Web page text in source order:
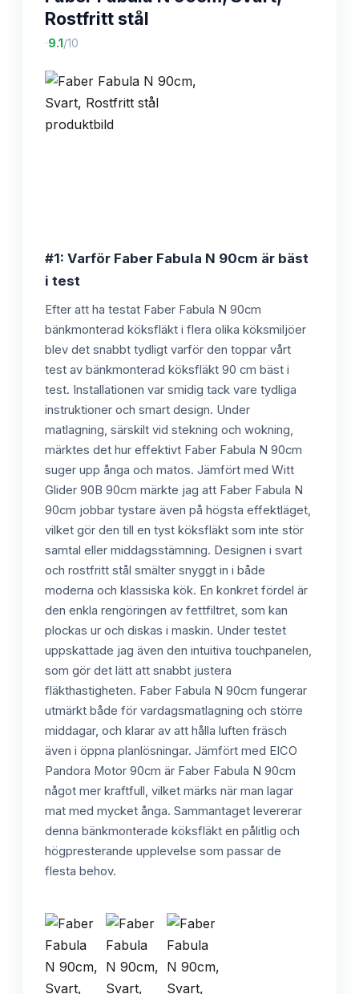
Rostfritt stål
·9.1 /10
#1: Varför Faber Fabula N 90cm är bäst
i test
Efter att ha testat Faber Fabula N 90cm
bänkmonterad köksfläkt i flera olika köksmiljöer
blev det snabbt tydligt varför den toppar vårt
test av bänkmonterad köksfläkt 90 cm bäst i
test. Installationen var smidig tack vare tydliga
instruktioner och smart design. Under
matlagning, särskilt vid stekning och wokning,
märktes det hur effektivt Faber Fabula N 90cm
suger upp ånga och matos. Jämfört med Witt
Glider 90B 90cm märkte jag att Faber Fabula N
90cm jobbar tystare även på högsta effektläget,
vilket gör den till en tyst köksfläkt som inte stör
samtal eller middagsstämning. Designen i svart
och rostfritt stål smälter snyggt in i både
moderna och klassiska kök. En konkret fördel är
den enkla rengöringen av fettfiltret, som kan
plockas ur och diskas i maskin. Under testet
uppskattade jag även den intuitiva touchpanelen,
som gör det lätt att snabbt justera
fläkthastigheten. Faber Fabula N 90cm fungerar
utmärkt både för vardagsmatlagning och större
middagar, och klarar av att hålla luften fräsch
även i öppna planlösningar. Jämfört med EICO
Pandora Motor 90cm är Faber Fabula N 90cm
något mer kraftfull, vilket märks när man lagar
mat med mycket ånga. Sammantaget levererar
denna bänkmonterade köksfläkt en pålitlig och
högpresterande upplevelse som passar de
flesta behov.